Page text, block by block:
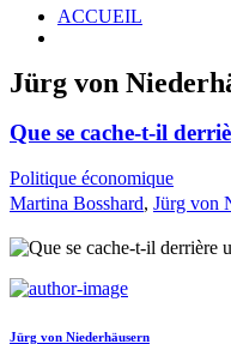
ACCUEIL
Jürg von
Que se cache-t-il
Politique économique
Martina Bosshard, Jürg von
Jürg von Niederhäusern